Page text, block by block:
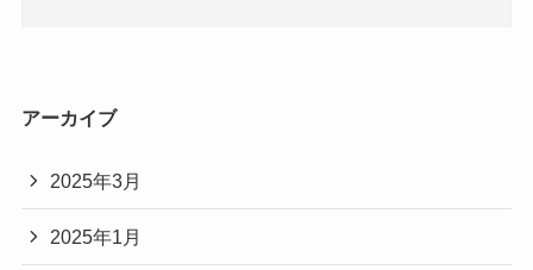
アーカイブ
2025年3月
2025年1月